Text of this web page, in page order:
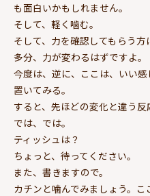
も面白いかもしれません。
そして、軽く噛む。
そして、力を確認してもらう方
多分、力が変わるはずですよ。
今度は、逆に、ここは、いい
置いてみる。
すると、先ほどの変化と違う反
では、では。
ティッシュは？
ちょっと、待ってください。
また、書きますので。
カチンと噛んでみましょう。